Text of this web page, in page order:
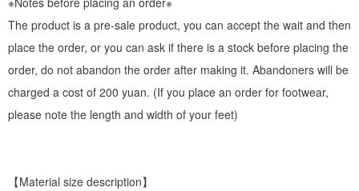
The product is a pre-sale product, you can accept the wait and then
place the order, or you can ask if there is a stock before placing the
order, do not abandon the order after making it. Abandoners will be
charged a cost of 200 yuan. (If you place an order for footwear,
please note the length and width of your feet)
【Material size description】